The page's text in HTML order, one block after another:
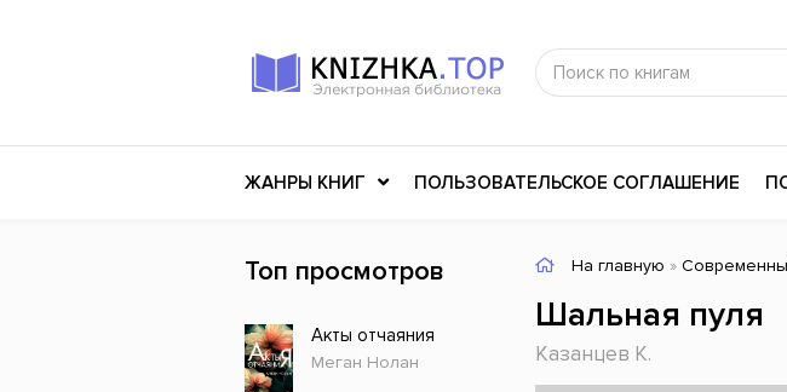
ЖАНРЫ КНИГ
Российское искусство
Детективы
ПОЛЬЗОВАТЕЛЬСКОЕ СОГЛАШЕНИЕ
На главную »
Шальная пуля
Казанцев К.
Топ просмотров
Акты отчаяния
Меган Нолан